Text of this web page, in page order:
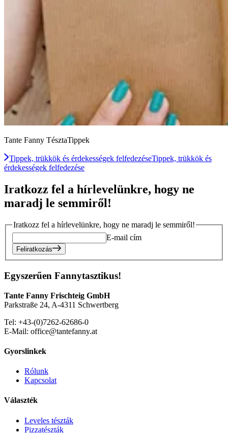
Tante Fanny TésztaTippek
Tippek, trükkök és érdekességek felfedezéseTippek, trükkök és
érdekességek felfedezése
Iratkozz fel a hírlevelünkre, hogy ne
maradj le semmiről!
Iratkozz fel a hírlevelünkre, hogy ne maradj le semmiről!
E-mail cím
Feliratkozás
Egyszerűen Fannytasztikus!
Tante Fanny Frischteig GmbH
Parkstraße 24, A-4311 Schwertberg
Tel: +43-(0)7262-62686-0
E-Mail: office@tantefanny.at
Gyorslinkek
Rólunk
Kapcsolat
Választék
Leveles tészták
Pizzatészták